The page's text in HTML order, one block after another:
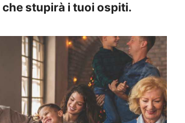
stupirà i tuoi ospiti.